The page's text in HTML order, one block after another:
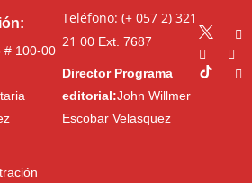
# 100-00
Teléfono: (+ 057 2) 321
21 00Ext. 7687
Director Programa
editorial:John Willmer
Escobar Velasquez